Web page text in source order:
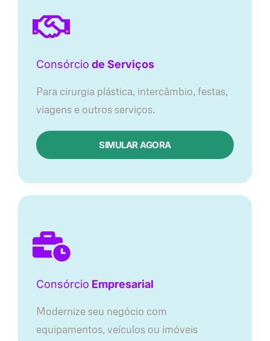
Consórcio de Serviços
Para cirurgia plástica, intercâmbio, festas,
viagens e outros serviços.
SIMULAR AGORA
Consórcio Empresarial
Modernize seu negócio com
equipamentos, veículos ou imóveis